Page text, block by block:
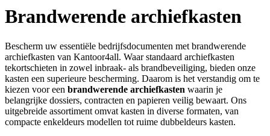
Brandwerende archiefkasten
Bescherm uw essentiële bedrijfsdocumenten met brandwerende
archiefkasten van Kantoor4all. Waar standaard archiefkasten
tekortschieten in zowel inbraak- als brandbeveiliging, bieden onze
kasten een superieure bescherming. Daarom is het verstandig om te
kiezen voor een brandwerende archiefkasten waarin je
belangrijke dossiers, contracten en papieren veilig bewaart. Ons
uitgebreide assortiment omvat kasten in diverse formaten, van
compacte enkeldeurs modellen tot ruime dubbeldeurs kasten.